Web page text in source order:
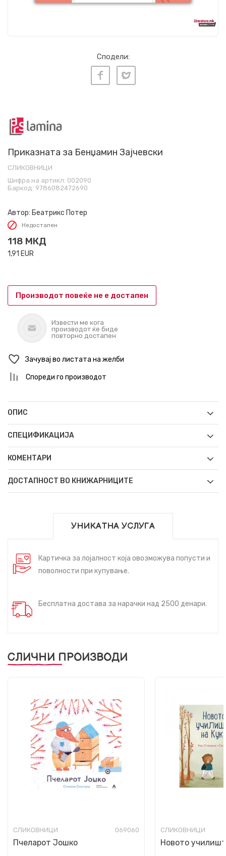
Сподели:
Приказната за Бенџамин Зајчевски
СЛИКОВНИЦИ
Шифра на артикл: 002090
Баркод: 9786082472690
Автор: Беатрикс Потер
Недостапен
118 МКД
1,91 EUR
Производот повеќе не е достапен
Извести ме кога
производот ќе биде
повторно достапен
Зачувај во листата на желби
Спореди го производот
ОПИС
СПЕЦИФИКАЦИЈА
КОМЕНТАРИ
ДОСТАПНОСТ ВО КНИЖАРНИЦИТЕ
УНИКАТНА УСЛУГА
Картичка за лојалност која овозможува попусти и
поволности при купување.
Бесплатна достава за нарачки над 2500 денари.
СЛИЧНИ ПРОИЗВОДИ
СЛИКОВНИЦИ 069060
Пчеларот Јошко
СЛИКОВНИЦИ
Новото